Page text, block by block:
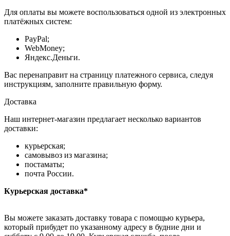
Для оплаты вы можете воспользоваться одной из электронных
платёжных систем:
PayPal;
WebMoney;
Яндекс.Деньги.
Вас перенаправит на страницу платежного сервиса, следуя
инструкциям, заполните правильную форму.
Доставка
Наш интернет-магазин предлагает несколько вариантов
доставки:
курьерская;
самовывоз из магазина;
постаматы;
почта России.
Курьерская доставка*
Вы можете заказать доставку товара с помощью курьера,
который прибудет по указанному адресу в будние дни и